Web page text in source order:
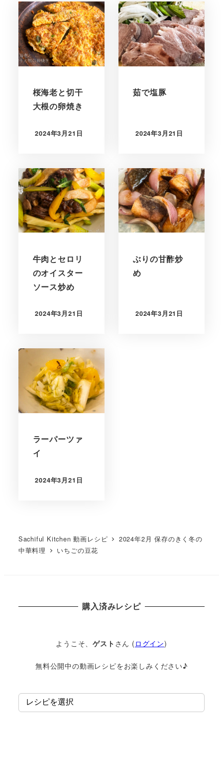
桜海老と切干
大根の卵焼き
2024年3月21日
茹で塩豚
2024年3月21日
牛肉とセロリ
のオイスター
ソース炒め
2024年3月21日
ぶりの甘酢炒
め
2024年3月21日
ラーパーツァ
イ
2024年3月21日
Sachiful Kitchen 動画レシピ
2024年2月 保存のきく冬の
中華料理
いちごの豆花
購入済みレシピ
ようこそ、ゲスト さん ( ログイン)
無料公開中の動画レシピをお楽しみください♪